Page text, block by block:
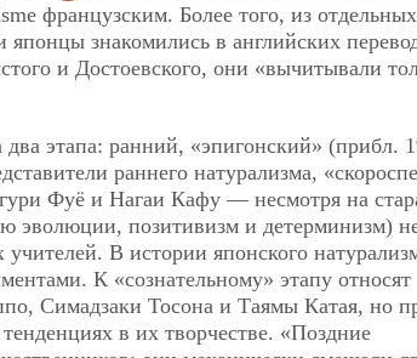
французским. Более того, из отдельных
знакомились в английских
и Достоевского, они «вычитывали
два этапа: ранний, «эпигонский» (прибл.
раннего натурализма,
Фуё и Нагаи Кафу — несмотря на
эволюции, позитивизм и детерминизм)
В истории японского
К «сознательному» этапу относят
Симадзаки Тосона и Таямы Катая, но
в их творчестве. «Поздние